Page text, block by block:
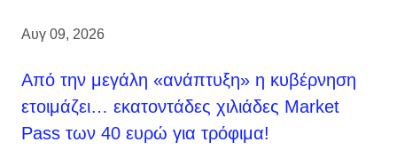
Αυγ 09, 2026
Από την μεγάλη «ανάπτυξη» η κυβέρνηση
ετοιμάζει… εκατοντάδες χιλιάδες Market
Pass των 40 ευρώ για τρόφιμα!